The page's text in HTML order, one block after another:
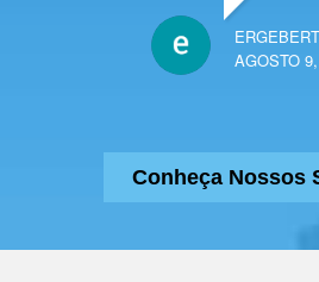
ERGEBERT
AGOSTO
Conheça Nossos